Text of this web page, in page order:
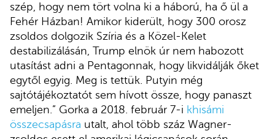
szép, hogy nem tört volna ki a háború, ha ő ül a
Fehér Házban! Amikor kiderült, hogy 300 orosz
zsoldos dolgozik Szíria és a Közel-Kelet
destabilizálásán, Trump elnök úr nem habozott
utasítást adni a Pentagonnak, hogy likvidálják őket
egytől egyig. Meg is tettük. Putyin még
sajtótájékoztatót sem hívott össze, hogy panaszt
emeljen.” Gorka a 2018. február 7-i khisámi
összecsapásra utalt, ahol több száz Wagner-